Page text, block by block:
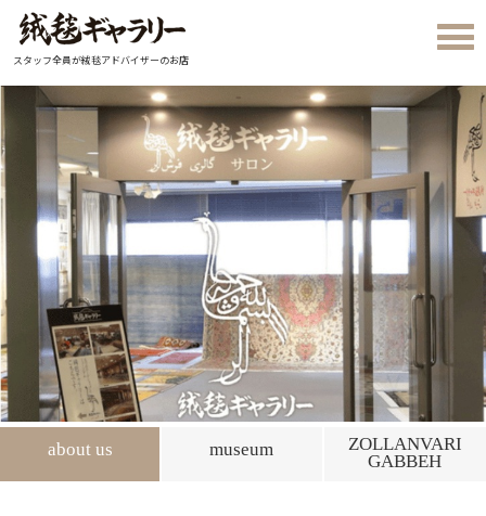
スタッフ全員が絨毯アドバイザーのお店
about us museum
ZOLLANVARI
GABBEH